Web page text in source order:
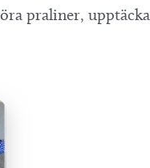
praliner, upptäcka